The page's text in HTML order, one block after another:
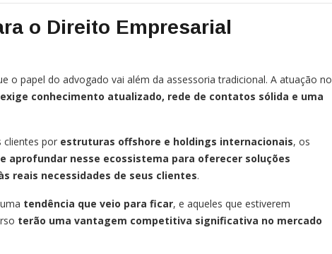
o Direito Empresarial
o papel do advogado vai além da assessoria tradicional. A atuação no
conhecimento atualizado, rede de contatos sólida e uma
clientes por estruturas offshore e holdings internacionais, os
aprofundar nesse ecossistema para oferecer soluções
reais necessidades de seus clientes.
tendência que veio para ficar, e aqueles que estiverem
terão uma vantagem competitiva significativa no mercado